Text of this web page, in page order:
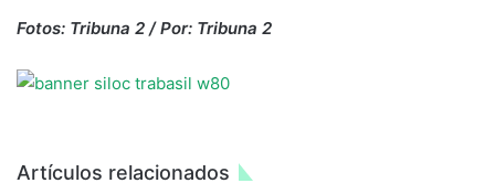
Fotos: Tribuna 2 / Por: Tribuna 2
Artículos relacionados